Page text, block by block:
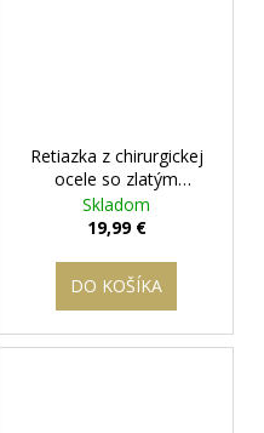
Retiazka z chirurgickej
ocele so zlatým
bleskom+ darčeková
krabička zadarmo
Skladom
19,99 €
DO KOŠÍKA